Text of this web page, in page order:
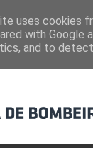
uses cookies
with Google
and to detect